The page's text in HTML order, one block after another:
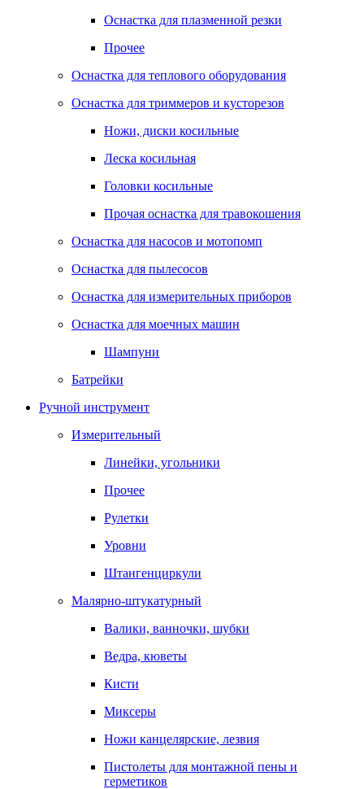
Оснастка для плазменной резки
Прочее
Оснастка для теплового оборудования
Оснастка для триммеров и кусторезов
Ножи, диски косильные
Леска косильная
Головки косильные
Прочая оснастка для травокошения
Оснастка для насосов и мотопомп
Оснастка для пылесосов
Оснастка для измерительных приборов
Оснастка для моечных машин
Шампуни
Батрейки
Ручной инструмент
Измерительный
Линейки, угольники
Прочее
Рулетки
Уровни
Штангенциркули
Малярно-штукатурный
Валики, ванночки, шубки
Ведра, кюветы
Кисти
Миксеры
Ножи канцелярские, лезвия
Пистолеты для монтажной пены и
герметиков